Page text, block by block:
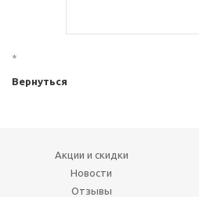
*
Вернуться
Акции и скидки
Новости
Отзывы